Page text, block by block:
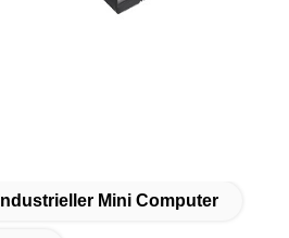
Industrieller Mini Computer